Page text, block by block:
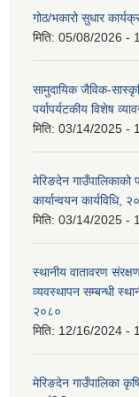
गोठ/भकारो सुधार
मिति: 05/08/2026 -
सामुदायिक जैविक-
पर्यापर्यटकीय विशेष
मिति: 03/14/2025 -
मेरिङदेन गाउँपालिकाको
कार्यान्वयन कार्यविधि,
मिति: 03/14/2025 -
स्थानीय वातावरण
व्यवस्थापन सम्बन्धी
२०८०
मिति: 12/16/2024 -
मेरिङदेन गाउँपालिका